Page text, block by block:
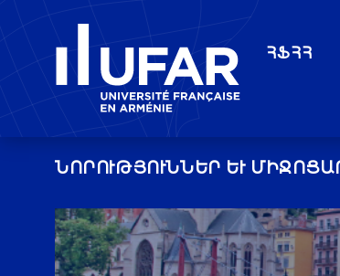
ՀՖՀՀ
ՆՈՐՈՒԹՅՈՒՆՆԵՐ ԵՒ